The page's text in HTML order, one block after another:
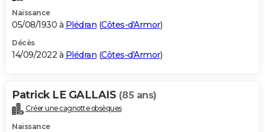
Naissance
05/08/1930 à Plédran (Côtes-d'Armor)
Décès
14/09/2022 à Plédran (Côtes-d'Armor)
Patrick LE GALLAIS (85 ans)
Créer une cagnotte obsèques
Naissance